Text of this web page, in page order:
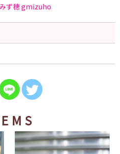
ず穂gmizuho